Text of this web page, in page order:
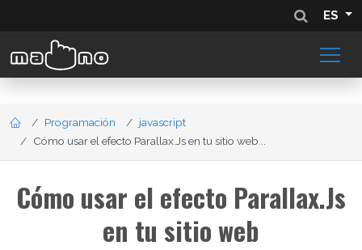
ES
Programación
javascript
Cómo usar el efecto Parallax.Js en tu sitio web...
Cómo usar el efecto Parallax.Js
en tu sitio web